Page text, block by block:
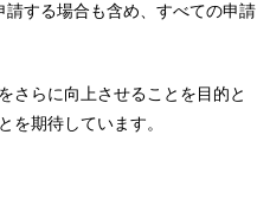
する場合も含め、すべての申請
さらに向上させることを目的と
を期待しています。